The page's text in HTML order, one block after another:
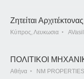
Ζητείται
Κύπρος, Λευκωσια
ΠΟΛΙΤΙΚΟΙ
Αθήνα NM PROPERTIES